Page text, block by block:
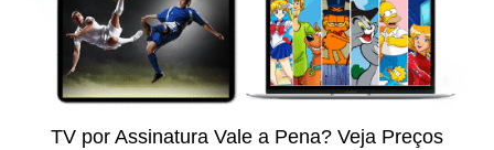
TV por Assinatura Vale a Pena? Veja Preços